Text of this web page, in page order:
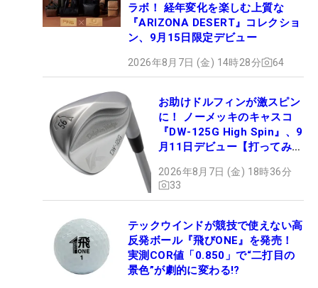
ラボ！ 経年変化を楽しむ上質な
『ARIZONA DESERT』コレクショ
ン、9月15日限定デビュー
2026年8月7日 (金) 14時28分 64
お助けドルフィンが激スピン
に！ ノーメッキのキャスコ
『DW-125G High Spin』、9
月11日デビュー【打ってみ
2026年8月7日 (金) 18時36分
33
テックウインドが競技で使えない高
反発ボール『飛びONE』を発売！
実測COR値「0.850」で“二打目の
景色”が劇的に変わる!?